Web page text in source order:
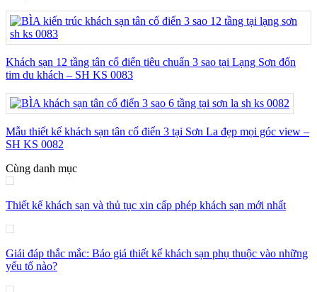
Khách sạn 12 tầng tân cổ điển tiêu chuẩn 3 sao tại Lạng Sơn đốn
tim du khách – SH KS 0083
Mẫu thiết kế khách sạn tân cổ điển 3 tại Sơn La đẹp mọi góc view –
SH KS 0082
Cùng danh mục
Thiết kế khách sạn và thủ tục xin cấp phép khách sạn mới nhất
Giải đáp thắc mắc: Báo giá thiết kế khách sạn phụ thuộc vào những
yếu tố nào?